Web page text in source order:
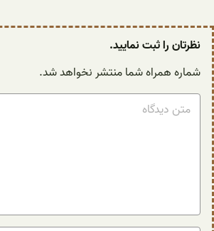
نظرتان را ثبت نمایید.
شماره همراه شما منتشر نخواهد شد.